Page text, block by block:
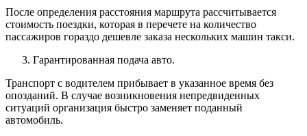
После определения расстояния маршрута рассчитывается
стоимость поездки, которая в перечете на количество
пассажиров гораздо дешевле заказа нескольких машин такси.
Гарантированная подача авто.
Транспорт с водителем прибывает в указанное время без
опозданий. В случае возникновения непредвиденных
ситуаций организация быстро заменяет поданный
автомобиль.